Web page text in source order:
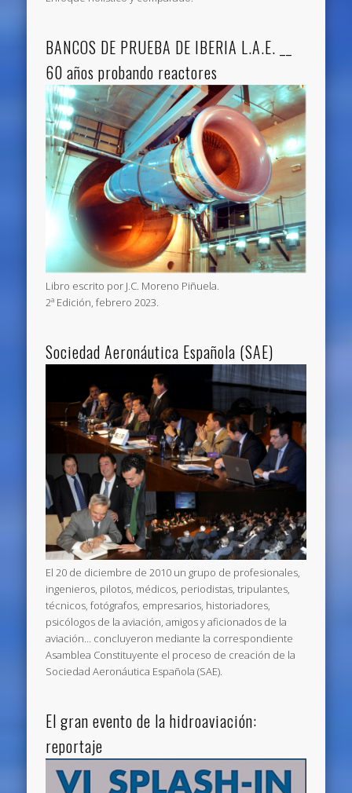
BANCOS DE PRUEBA DE IBERIA L.A.E. __
60 años probando reactores
Libro escrito por J.C. Moreno Piñuela.
2ª Edición, febrero 2023.
Sociedad Aeronáutica Española (SAE)
El 20 de diciembre de 2010 un grupo de profesionales,
ingenieros, pilotos, médicos, periodistas, tripulantes,
técnicos, fotógrafos, empresarios, historiadores,
psicólogos de la aviación, amigos y aficionados de la
aviación… concluyeron mediante la correspondiente
Asamblea Constituyente el proceso de creación de la
Sociedad Aeronáutica Española (SAE).
El gran evento de la hidroaviación:
reportaje